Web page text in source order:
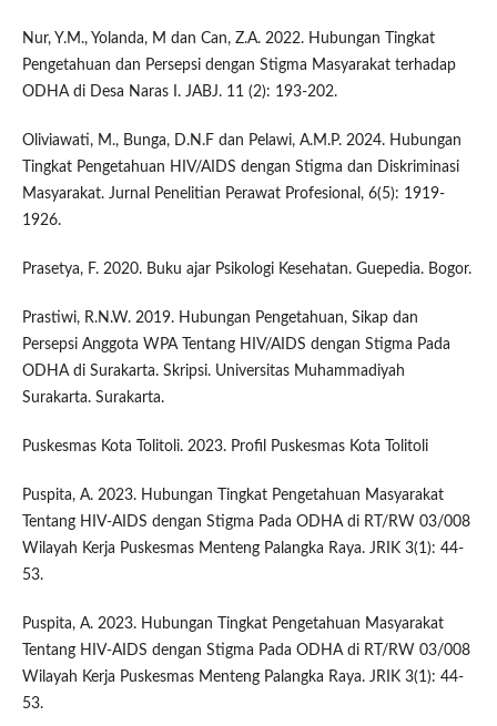
Nur, Y.M., Yolanda, M dan Can, Z.A. 2022. Hubungan Tingkat
Pengetahuan dan Persepsi dengan Stigma Masyarakat terhadap
ODHA di Desa Naras I. JABJ. 11 (2): 193-202.
Oliviawati, M., Bunga, D.N.F dan Pelawi, A.M.P. 2024. Hubungan
Tingkat Pengetahuan HIV/AIDS dengan Stigma dan Diskriminasi
Masyarakat. Jurnal Penelitian Perawat Profesional, 6(5): 1919-
1926.
Prasetya, F. 2020. Buku ajar Psikologi Kesehatan. Guepedia. Bogor.
Prastiwi, R.N.W. 2019. Hubungan Pengetahuan, Sikap dan
Persepsi Anggota WPA Tentang HIV/AIDS dengan Stigma Pada
ODHA di Surakarta. Skripsi. Universitas Muhammadiyah
Surakarta. Surakarta.
Puskesmas Kota Tolitoli. 2023. Profil Puskesmas Kota Tolitoli
Puspita, A. 2023. Hubungan Tingkat Pengetahuan Masyarakat
Tentang HIV-AIDS dengan Stigma Pada ODHA di RT/RW 03/008
Wilayah Kerja Puskesmas Menteng Palangka Raya. JRIK 3(1): 44-
53.
Puspita, A. 2023. Hubungan Tingkat Pengetahuan Masyarakat
Tentang HIV-AIDS dengan Stigma Pada ODHA di RT/RW 03/008
Wilayah Kerja Puskesmas Menteng Palangka Raya. JRIK 3(1): 44-
53.